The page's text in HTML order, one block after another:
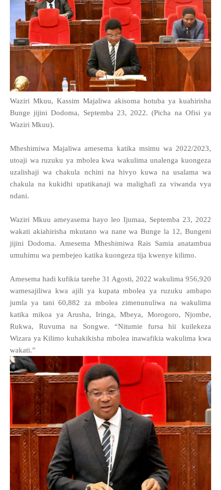
Waziri Mkuu, Kassim Majaliwa akisoma hotuba ya kuahirisha
Bunge jijini Dodoma, Septemba 23, 2022. (Picha na Ofisi ya
Waziri Mkuu).
Mheshimiwa Majaliwa amesema katika msimu wa 2022/2023,
utoaji wa ruzuku ya mbolea kwa wakulima unalenga kuongeza
uzalishaji wa chakula nchini na hivyo kuwa na usalama wa
chakula na kukidhi upatikanaji wa malighafi za viwanda vya
ndani.
Waziri Mkuu ameyasema hayo leo Ijumaa, Septemba 23, 2022
wakati akiahirisha mkutano wa nane wa Bunge la 12, Bungeni
jijini Dodoma. Amesema Mheshimiwa Rais Samia anatambua
umuhimu wa pembejeo katika kuongeza tija kwenye kilimo.
Amesema hadi kufikia tarehe 31 Agosti, 2022 wakulima 956,920
wamesajiliwa kwa ajili ya kupata mbolea ya ruzuku ambapo
jumla ya tani 60,882 za mbolea zimenunuliwa na wakulima
katika mikoa ya Arusha, Iringa, Mbeya, Morogoro, Njombe,
Rukwa, Ruvuma na Songwe. “Nitumie fursa hii kuilekeza
Wizara ya Kilimo kuhakikisha mbolea inawafikia wakulima kwa
wakati.”